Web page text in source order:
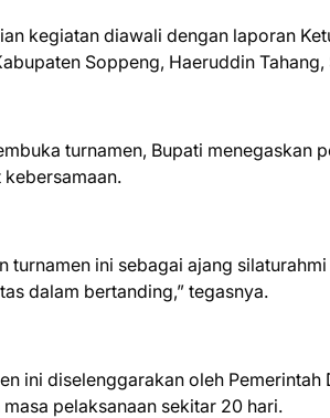
kegiatan diawali dengan laporan
Soppeng, Haeruddin Tahang,
turnamen, Bupati
kebersamaan.
turnamen ini sebagai ajang
dalam bertanding,” tegasnya.
ini diselenggarakan oleh
pelaksanaan sekitar 20 hari.